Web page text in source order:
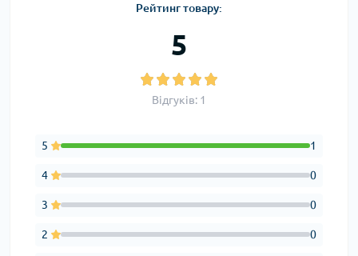
Рейтинг товару:
5
Відгуків: 1
5 1
4 0
3 0
2 0